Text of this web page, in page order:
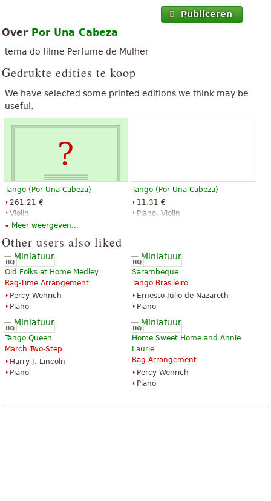
Oke, ik dank u hartelijk, u weet, goed gespeeld ”
„Zeer gutSehr gutSehr goede gutSehr
„Uitmuntend, een meesterwerk”
„excelente version!!!”
Zeer goed, merci”
Alles tonen (19)
Publiceren
Over Por Una Cabeza
tema do filme Perfume de Mulher
Gedrukte edities te koop
We have selected some printed editions we think may be
useful.
Tango (Por Una Cabeza)
261,21 €
Violin
Hal Leonard
Tango (Por Una Cabeza)
11,31 €
Piano, Violin
Meer weergeven...
Other users also liked
Old Folks at Home Medley
Rag-Time Arrangement
Percy Wenrich
Piano
Sarambeque
Tango Brasileiro
Ernesto Júlio de Nazareth
Piano
Tango Queen
March Two-Step
Harry J. Lincoln
Piano
Home Sweet Home and Annie
Laurie
Rag Arrangement
Percy Wenrich
Piano